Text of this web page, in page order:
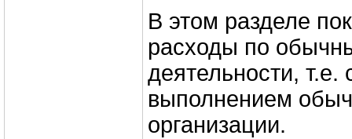
В этом разделе
расходы по
деятельности, т.е.
выполнением
организации.